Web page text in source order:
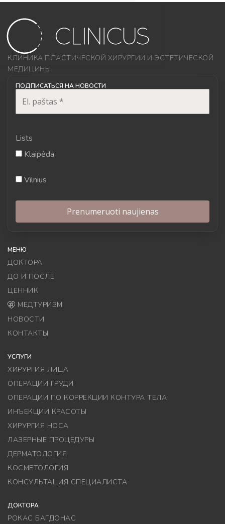
КЛИНИКА ПЛАСТИЧЕСКОЙ ХИРУРГИИ И ЭСТЕТИЧЕСКОЙ
МЕДИЦИНЫ
ПОДПИСАТЬСЯ НА НОВОСТИ
Lists
Klaipėda
Vilnius
МЕНЮ
ДОКТОРА
ДО И ПОСЛЕ
ЦЕННИК
МЕДТУРИЗМ
НОВОСТИ
КОНТАКТЫ
УСЛУГИ
ХИРУРГИЯ ЛИЦА
ОПЕРАЦИИ ГРУДИ
ОПЕРАЦИИ ПО КОРРЕКЦИИ КОНТУРА ТЕЛА
ИНЪЕКЦИИ КРАСОТЫ
ХИРУРГИЯ НОСА
ЛАЗЕРНЫЕ ПРОЦЕДУРЫ
ДЕРМАТОЛОГИЯ
КОСМЕТОЛОГИЯ
КОНСУЛЬТАЦИЯ СПЕЦИАЛИСТА
ДОКТОРА
РОКАС БАГДОНАС